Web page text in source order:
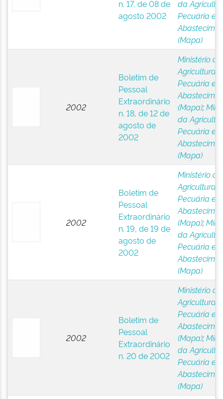
n. 17, de 08 de
agosto 2002
da
Pecuária e
(Mapa)
2002
Boletim de
Pessoal
Extraordinário
n. 18, de 12 de
agosto de
2002
Ministério da
Agricultura,
Pecuária e
(Mapa);
da
Pecuária e
(Mapa)
2002
Boletim de
Pessoal
Extraordinário
n. 19, de 19 de
agosto de
2002
Ministério da
Agricultura,
Pecuária e
(Mapa);
da
Pecuária e
(Mapa)
2002
Boletim de
Pessoal
Extraordinário
n. 20 de 2002
Ministério da
Agricultura,
Pecuária e
(Mapa);
da
Pecuária e
(Mapa)